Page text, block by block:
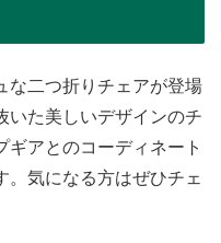
な二つ折りチェアが登場
いた美しいデザインのチ
ギアとのコーディネート
。気になる方はぜひチェ